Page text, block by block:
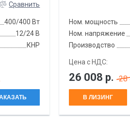
Сравнить
400/400 Вт
12/24 В
КНР
Ном. мощность
Ном. напряжение
Производство
Цена с НДС:
26 008 р. 28
В ЛИЗИНГ